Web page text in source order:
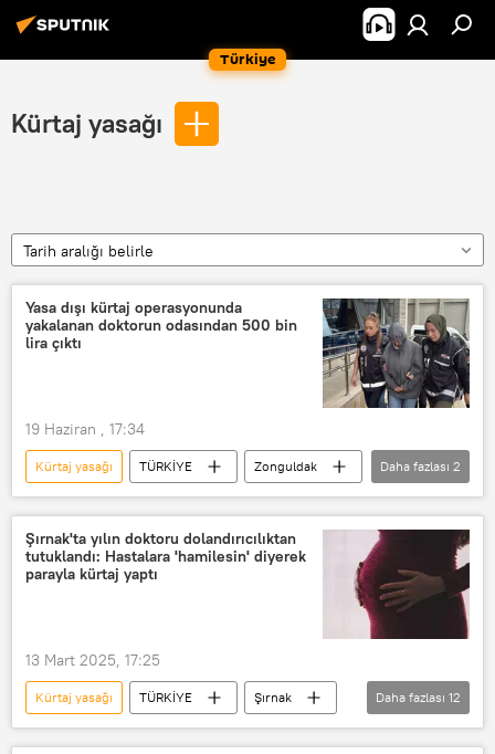
Türkiye
Kürtaj yasağı
Tarih aralığı belirle
Yasa dışı kürtaj operasyonunda
yakalanan doktorun odasından 500 bin
lira çıktı
19 Haziran , 17:34
Kürtaj yasağı TÜRKİYE
Zonguldak
Doktor
Kürtaj
Daha fazlası 2
Şırnak'ta yılın doktoru dolandırıcılıktan
tutuklandı: Hastalara 'hamilesin' diyerek
parayla kürtaj yaptı
13 Mart 2025, 17:25
Kürtaj yasağı TÜRKİYE
Şırnak
Şırnak Valiliği
Hamile
Daha fazlası 12